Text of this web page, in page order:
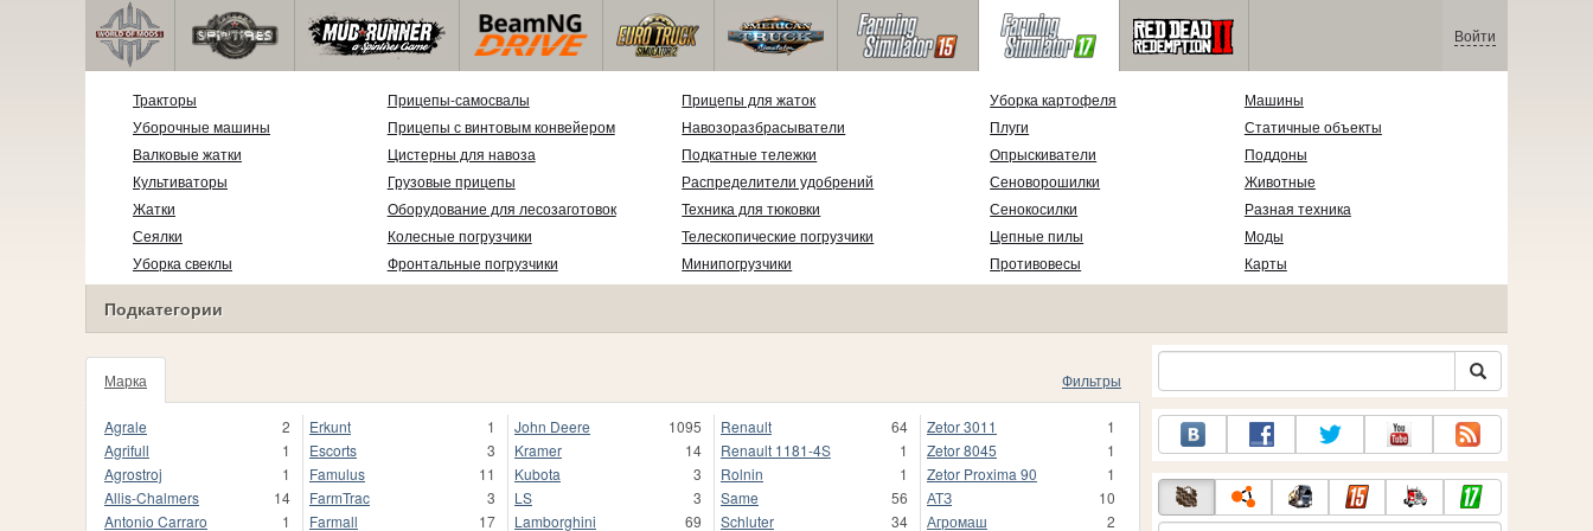
Войти
Тракторы
Уборочные машины
Валковые жатки
Культиваторы
Жатки
Сеялки
Уборка свеклы
Прицепы-самосвалы
Прицепы с винтовым конвейером
Цистерны для навоза
Грузовые прицепы
Оборудование для лесозаготовок
Колесные погрузчики
Фронтальные погрузчики
Прицепы для жаток
Навозоразбрасыватели
Подкатные тележки
Распределители удобрений
Техника для тюковки
Телескопические погрузчики
Минипогрузчики
Уборка картофеля
Плуги
Опрыскиватели
Сеноворошилки
Сенокосилки
Цепные пилы
Противовесы
Машины
Статичные объекты
Поддоны
Животные
Разная техника
Моды
Карты
Подкатегории
Марка
Фильтры
1020
Agrale
2
Agrifull
1
Agrostroj
1
Allis-Chalmers
14
Antonio Carraro
1
Erkunt
1
Escorts
3
Famulus
11
FarmTrac
3
Farmall
17
John Deere
1095
Kramer
14
Kubota
3
LS
3
Lamborghini
69
Renault
64
Renault 1181-4S
1
Rolnin
1
Same
56
Schluter
34
Zetor 3011
1
Zetor 8045
1
Zetor Proxima 90
1
АТЗ
10
Агромаш
2